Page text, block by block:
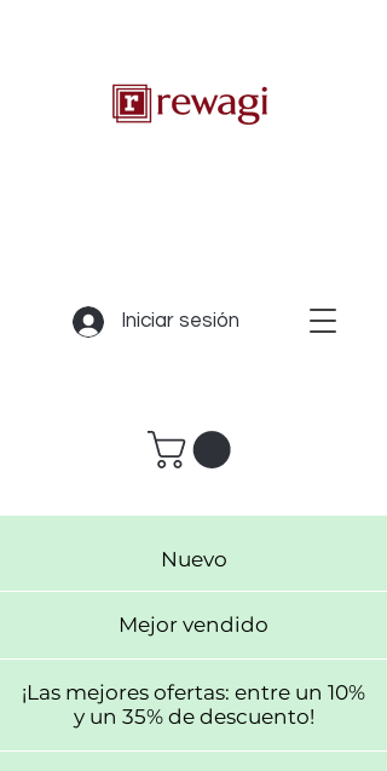
Nuevo
Mejor vendido
¡Las mejores ofertas: entre un 10%
y un 35% de descuento!
Iniciar sesión